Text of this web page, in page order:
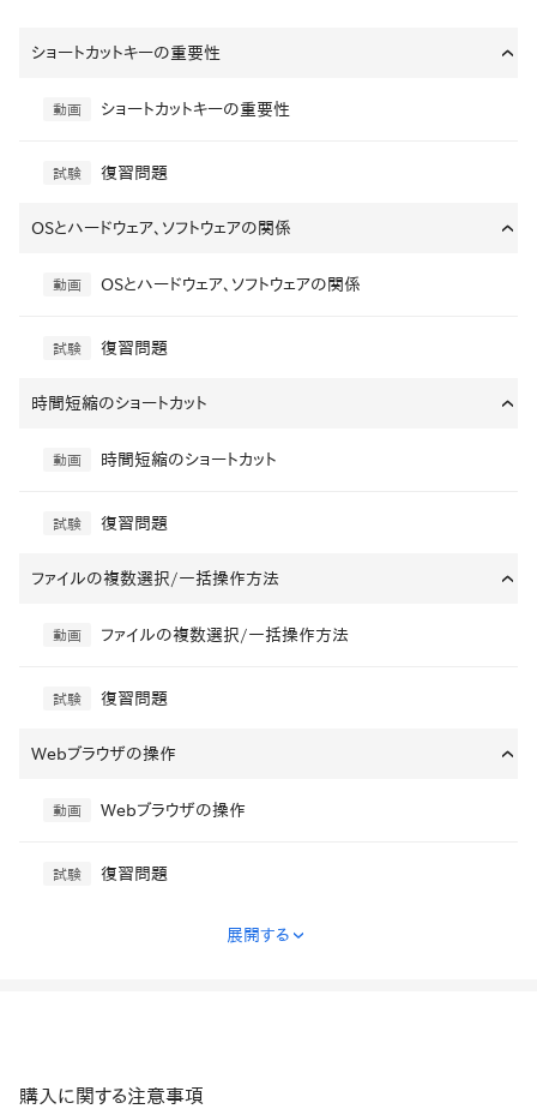
ショートカットキーの重要性 ›
動画 ショートカットキーの重要性
試験 復習問題
OSとハードウェア、ソフトウェアの関係 ›
動画 OSとハードウェア、ソフトウェアの関係
試験 復習問題
時間短縮のショートカット ›
動画 時間短縮のショートカット
試験 復習問題
ファイルの複数選択/一括操作方法 ›
動画 ファイルの複数選択/一括操作方法
試験 復習問題
Webブラウザの操作 ›
動画 Webブラウザの操作
試験 復習問題
展開する ›
購入に関する注意事項